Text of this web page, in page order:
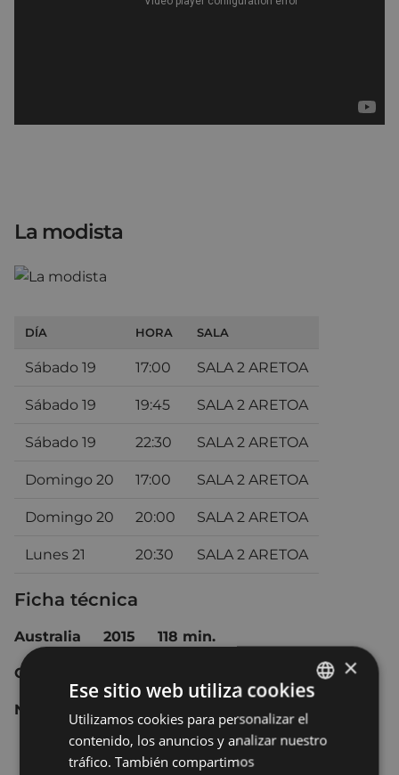
La modista
DÍA HORA SALA
Sábado 19 17:00 SALA 2 ARETOA
Sábado 19 19:45 SALA 2 ARETOA
Sábado 19 22:30 SALA 2 ARETOA
Domingo 20 17:00 SALA 2 ARETOA
Domingo 20 20:00 SALA 2 ARETOA
Lunes 21 20:30 SALA 2 ARETOA
Ficha técnica
Australia 2015 118 min.
Comedia dramática, romance.
No recomendada para menores de 12 años.
BASQUE
SPANISH
×
Ese sitio web utiliza cookies
Utilizamos cookies para personalizar el
contenido, los anuncios y analizar nuestro
tráfico. También compartimos